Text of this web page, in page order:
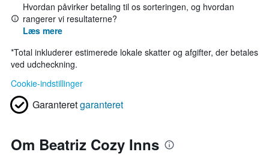
Hvordan påvirker betaling til os sorteringen, og hvordan
rangerer vi resultaterne?
Læs mere
*Total inkluderer estimerede lokale skatter og afgifter, der betales
ved udcheckning.
Cookie-indstillinger
Garanteretgaranteret
Om Beatriz Cozy Inns